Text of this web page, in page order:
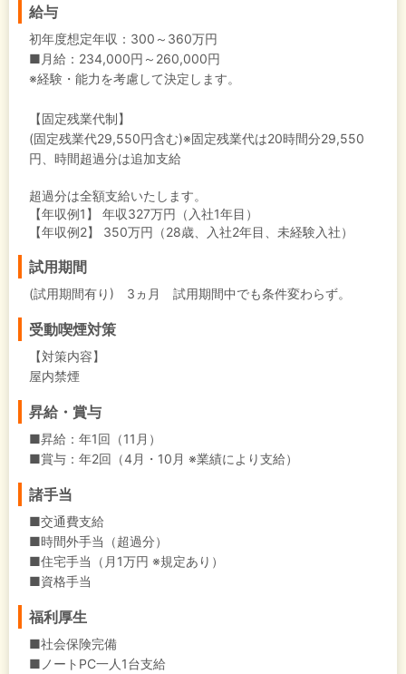
給与
初年度想定年収： 300～360万円
■月給：234,000円～260,000円
※経験・能力を考慮して決定します。
【固定残業代制】
(固定残業代29,550円含む)※固定残業代は20時間分29,550
円、時間超過分は追加支給
超過分は全額支給いたします。
【年収例1】
年収327万円（入社1年目）
【年収例2】
350万円（28歳、入社2年目、未経験入社）
試用期間
(試用期間有り) 3ヵ月 試用期間中でも条件変わらず。
受動喫煙対策
【対策内容】
屋内禁煙
昇給・賞与
■昇給：年1回（11月）
■賞与：年2回（4月・10月 ※業績により支給）
諸手当
■交通費支給
■時間外手当（超過分）
■住宅手当（月1万円 ※規定あり）
■資格手当
福利厚生
■社会保険完備
■ノートPC一人1台支給